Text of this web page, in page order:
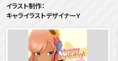
イラスト制作：
キャライラストデザイナーY